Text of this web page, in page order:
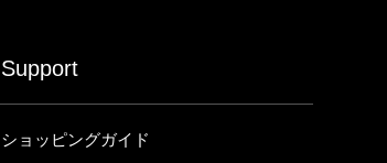
Support
ショッピングガイド